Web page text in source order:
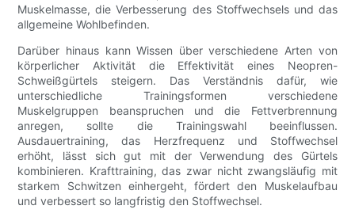
Muskelmasse, die Verbesserung des Stoffwechsels und das
allgemeine Wohlbefinden.
Darüber hinaus kann Wissen über verschiedene Arten von
körperlicher Aktivität die Effektivität eines Neopren-
Schweißgürtels steigern. Das Verständnis dafür, wie
unterschiedliche Trainingsformen verschiedene
Muskelgruppen beanspruchen und die Fettverbrennung
anregen, sollte die Trainingswahl beeinflussen.
Ausdauertraining, das Herzfrequenz und Stoffwechsel
erhöht, lässt sich gut mit der Verwendung des Gürtels
kombinieren. Krafttraining, das zwar nicht zwangsläufig mit
starkem Schwitzen einhergeht, fördert den Muskelaufbau
und verbessert so langfristig den Stoffwechsel.